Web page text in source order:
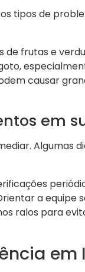
tipos de
de frutas e
causar
em
Algumas
a equipe
ralos para
em